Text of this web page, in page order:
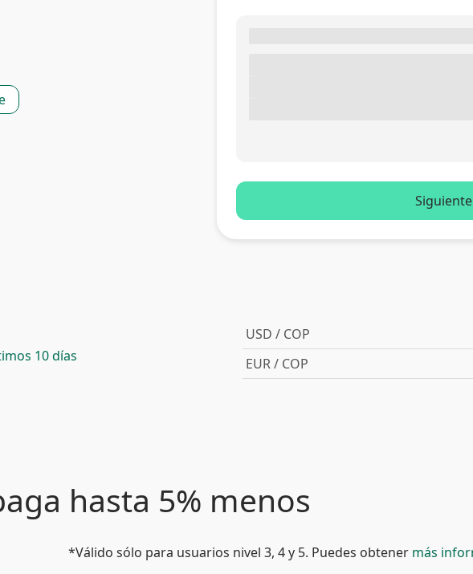
Siguiente
10 días
USD / COP
EUR / COP
hasta 5% menos
*Válido sólo para usuarios nivel 3, 4 y 5. Puedes obtener más